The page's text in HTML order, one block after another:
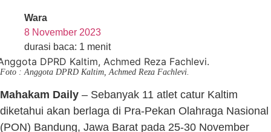
Wara
8 November 2023
durasi baca: 1 menit
Foto : Anggota DPRD Kaltim, Achmed Reza Fachlevi.
Mahakam Daily – Sebanyak 11 atlet catur Kaltim
diketahui akan berlaga di Pra-Pekan Olahraga Nasional
(PON) Bandung, Jawa Barat pada 25-30 November